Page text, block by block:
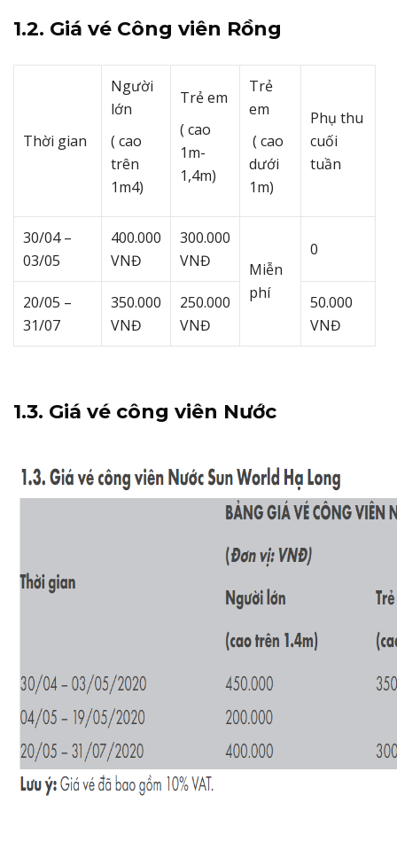
1.2. Giá vé Công viên Rồng
Thời gian
Người
lớn
( cao
trên
1m4)
Trẻ em
( cao
1m-
1,4m)
Trẻ
em
( cao
dưới
1m)
Phụ thu
cuối
tuần
30/04 –
03/05
400.000
VNĐ
300.000
VNĐ
Miễn
phí
0
20/05 –
31/07
350.000
VNĐ
250.000
VNĐ
50.000
VNĐ
1.3. Giá vé công viên Nước